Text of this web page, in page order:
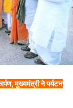
मुख्यमंत्री ने पर्यटन